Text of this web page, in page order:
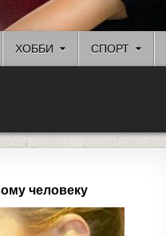
ХОББИ СПОРТ
человеку